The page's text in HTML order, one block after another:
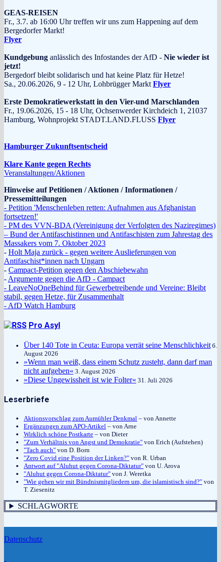
GEAS-REISEN
Fr., 3.7. ab 16:00 Uhr treffen wir uns zum Happening auf dem
Bergedorfer Markt!
Flyer
Kundgebung anlässlich des Infostandes der AfD - Nie wieder ist
jetzt!
Bergedorf bleibt solidarisch und hat keine Platz für Hetze!
Sa., 20.06.2026, 9 - 12 Uhr, Lohbrügger Markt Flyer
Erste Demokratiewerkstatt in den Vier-und Marschlanden
Fr., 19.06.2026, 15 - 18 Uhr, Ochsenwerder Kirchdeich 1, 21037
Hamburg, Wohnprojekt STADT.LAND.FLUSS Flyer
Hamburger Zukunftsentscheid
Klare Kante gegen Rechts
Veranstaltungen/Aktionen
Hinweise auf Petitionen / Aktionen / Informationen /
Pressemitteilungen
- Petition 'Menschenleben retten: Aufnahmen aus Afghanistan
fortsetzen!'
- PM des VVN-BDA (Vereinigung der Verfolgten des Naziregimes)
– Bund der Antifaschistinnen und Antifaschisten zum Jahrestag des
Massakers vom 7. Oktober 2023
- Holt Maja zurück - gegen weitere Auslieferungen von
Antifaschist*innen nach Ungarn
- Campact-Petition gegen den Abschiebewahn
- Argumente gegen die AfD - Campact
- LeaveNoOneBehind für Gewerbetreibende und Vereine: Bleibt
stabil, gegen Hetze, für Zusammenhalt
- AfD Watch Hamburg
Pro Asyl
Über 140 Tote in Ceuta: Europa verrät seine Menschlichkeit 6.
August 2026
»Wenn man weiß, dass einem Schutz zusteht, dann darf man
nicht aufgeben« 3. August 2026
»Diese Ungewissheit ist wie Folter« 31. Juli 2026
Leserbriefe
Aktionsvorschlag zum Aumühler Denkmal – von Annette
Ergänzungen zum APO-Artikel – von Arne
Wirklich schöne Postkarte – von Dieter
"Zum Verhältnis von Angst und Demokratie" von Erich (Aufstehen)
"Tach auch" von D. Born
"Zero Covid eine Position der Linken?" von R. Urban
Antwort auf "Aluhut gegen Corona-Diktatur" von U. Arova
"Aluhut gegen Corona-Diktatur" von J. Weretka
"Wie gehen wir mit Bündnismitgliedern um, die islamistisch sind?" von
T. Ziesenitz
SCHLAGWORTE
Datenschutz